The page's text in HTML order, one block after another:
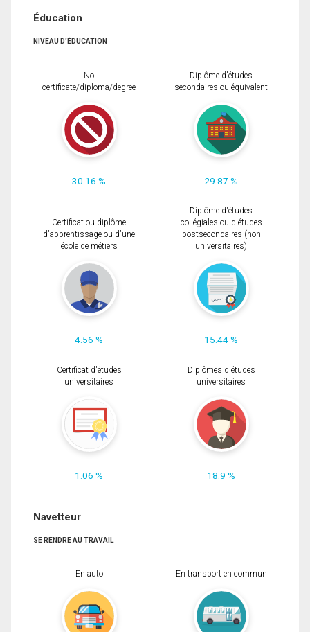
Éducation
NIVEAU D'ÉDUCATION
No
certificate/diploma/degree
30.16 %
Diplôme d'études
secondaires ou équivalent
29.87 %
Certificat ou diplôme
d'apprentissage ou d'une
école de métiers
4.56 %
Diplôme d'études
collégiales ou d'études
postsecondaires (non
universitaires)
15.44 %
Certificat d'études
universitaires
1.06 %
Diplômes d'études
universitaires
18.9 %
Navetteur
SE RENDRE AU TRAVAIL
En auto En transport en commun